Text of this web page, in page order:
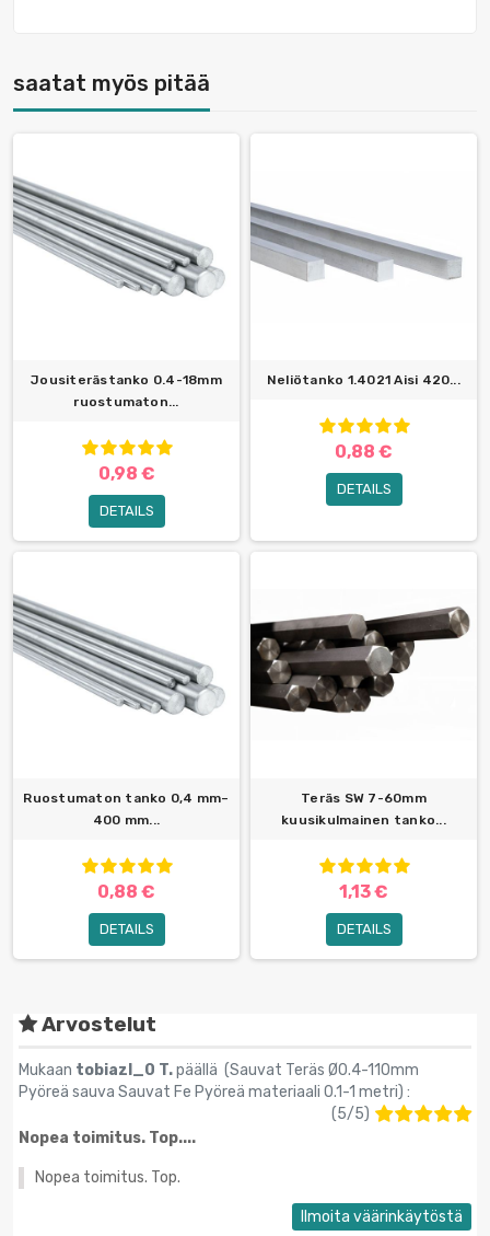
saatat myös pitää
Jousiterästanko 0.4-18mm
ruostumaton...
0,98 €
DETAILS
Neliötanko 1.4021 Aisi 420...
0,88 €
DETAILS
Ruostumaton tanko 0,4 mm–
400 mm...
0,88 €
DETAILS
Teräs SW 7-60mm
kuusikulmainen tanko...
1,13 €
DETAILS
Arvostelut
Mukaan tobiazl_0 T.päällä (Sauvat Teräs Ø0.4-110mm
Pyöreä sauva Sauvat Fe Pyöreä materiaali 0.1-1 metri) :
(5/5)
Nopea toimitus. Top....
Nopea toimitus. Top.
Ilmoita väärinkäytöstä